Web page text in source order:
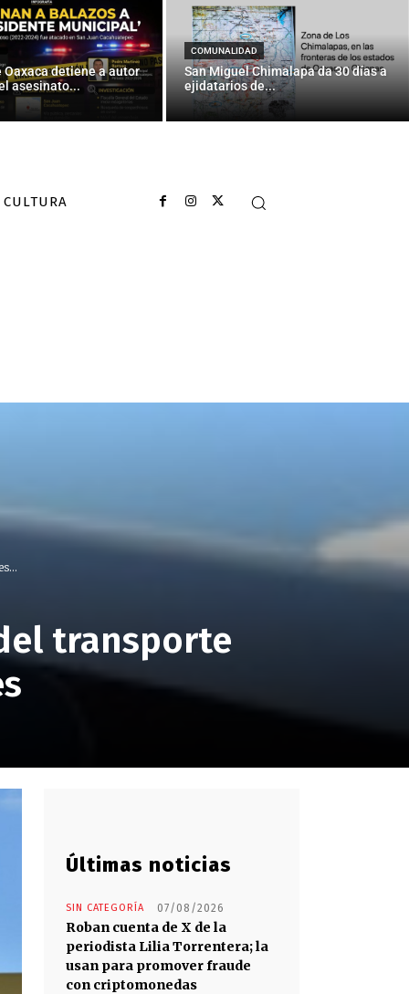
Oaxaca detiene a autor
asesinato...
COMUNALIDAD
San Miguel Chimalapa da 30 días a
ejidatarios de...
CULTURA
transporte
Últimas noticias
SIN CATEGORÍA 07/08/2026
Roban cuenta de X de la
periodista Lilia Torrentera; la
usan para promover fraude
con criptomonedas